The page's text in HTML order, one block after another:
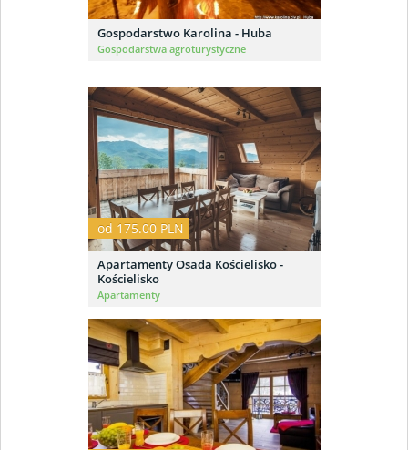
Gospodarstwo Karolina - Huba
Gospodarstwa agroturystyczne
od 175.00 PLN
Apartamenty Osada Kościelisko -
Kościelisko
Apartamenty